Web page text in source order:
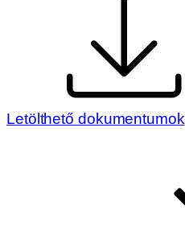
Letölthető dokumentumok